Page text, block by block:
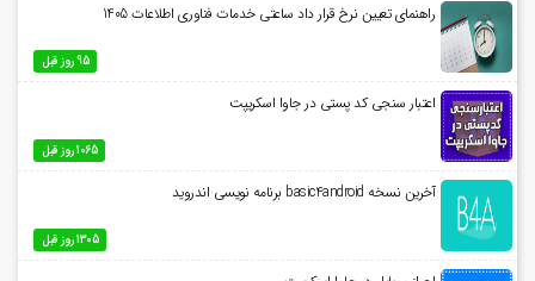
راهنمای تعیین نرخ قرار داد ساعتی خدمات فناوری اطلاعات 1405
95 روز قبل
اعتبار سنجی کد پستی در جاوا اسکریپت
1065 روز قبل
آخرین نسخه basic4android برنامه نویسی اندروید
1305 روز قبل